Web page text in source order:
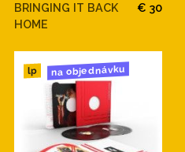
BRINGING IT BACK
HOME
€ 30
lp na objednávku